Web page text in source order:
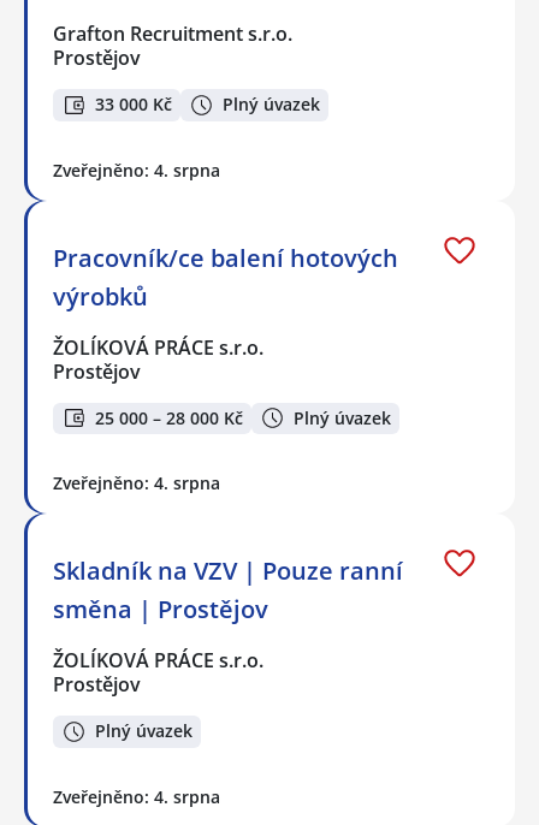
Grafton Recruitment s.r.o.
Prostějov
33 000 Kč Plný úvazek
Zveřejněno: 4. srpna
Pracovník/ce balení hotových
výrobků
ŽOLÍKOVÁ PRÁCE s.r.o.
Prostějov
25 000 – 28 000 Kč Plný úvazek
Zveřejněno: 4. srpna
Skladník na VZV | Pouze ranní
směna | Prostějov
ŽOLÍKOVÁ PRÁCE s.r.o.
Prostějov
Plný úvazek
Zveřejněno: 4. srpna